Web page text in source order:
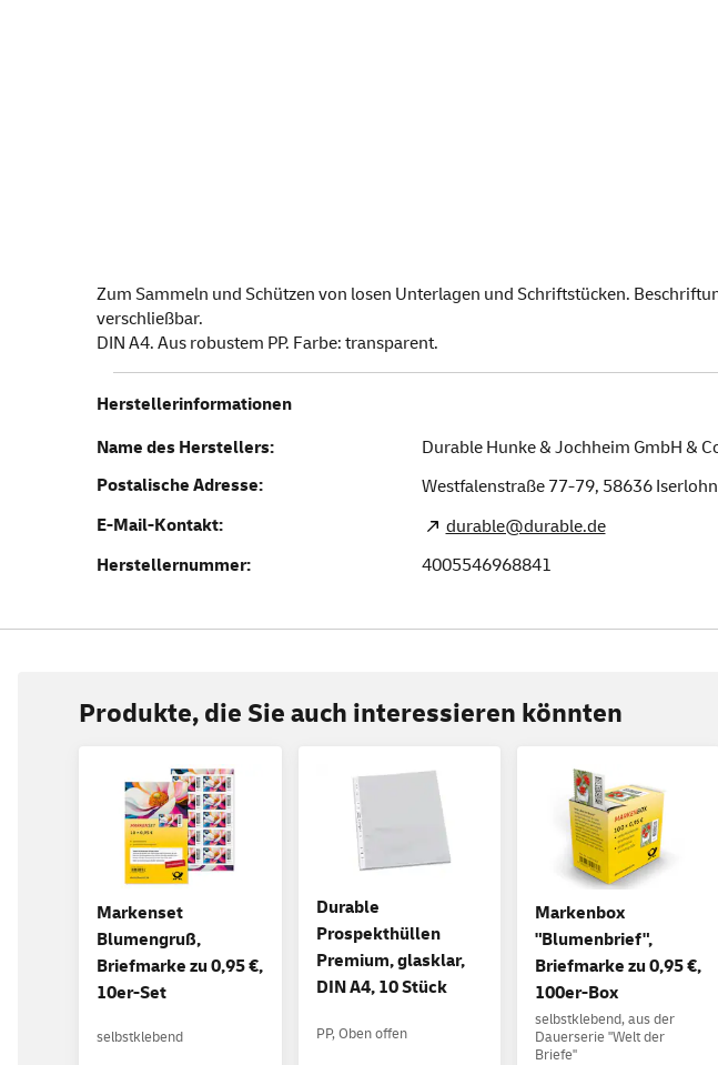
Zum Sammeln und Schützen von losen Unterlagen und Schriftstücken.
verschließbar.
DIN A4. Aus robustem PP. Farbe: transparent.
Herstellerinformationen
Name des Herstellers:
Durable Hunke & Jochheim GmbH &
Postalische Adresse:
Westfalenstraße 77-79, 58636 Iserlohn
E-Mail-Kontakt:
durable@durable.de
Herstellernummer:
4005546968841
Produkte, die Sie auch interessieren könnten
Markenset
Blumengruß,
Briefmarke zu 0,95 €,
10er-Set
selbstklebend
Durable
Prospekthüllen
Premium, glasklar,
DIN A4, 10 Stück
PP, Oben offen
Markenbox
"Blumenbrief",
Briefmarke zu 0,95 €,
100er-Box
selbstklebend, aus der
Dauerserie "Welt der
Briefe"